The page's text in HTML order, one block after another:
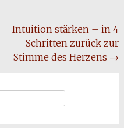
Intuition stärken – in 4
Schritten zurück zur
Stimme des Herzens →